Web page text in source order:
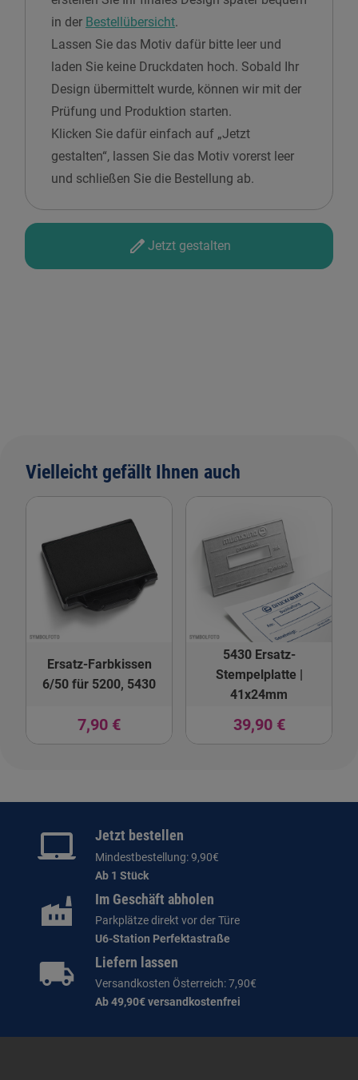
in der Bestellübersicht.
Lassen Sie das Motiv dafür bitte leer und
laden Sie keine Druckdaten hoch. Sobald Ihr
Design übermittelt wurde, können wir mit der
Prüfung und Produktion starten.
Klicken Sie dafür einfach auf „Jetzt
gestalten“, lassen Sie das Motiv vorerst leer
und schließen Sie die Bestellung ab.
Jetzt gestalten
Vielleicht gefällt Ihnen auch
Ersatz-Farbkissen
6/50 für 5200, 5430
7,90 €
5430 Ersatz-
Stempelplatte |
41x24mm
39,90 €
Jetzt bestellen
Mindestbestellung: 9,90€
Ab 1 Stück
Im Geschäft abholen
Parkplätze direkt vor der Türe
U6-Station Perfektastraße
Liefern lassen
Versandkosten Österreich: 7,90€
Ab 49,90€ versandkostenfrei